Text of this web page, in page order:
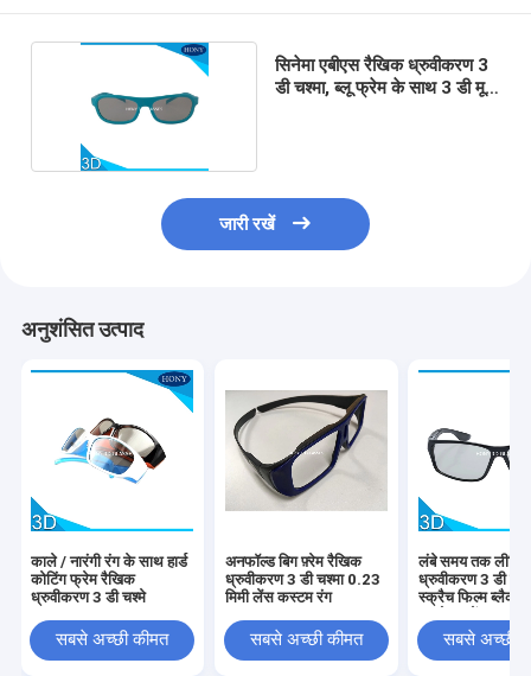
सिनेमा एबीएस रैखिक ध्रुवीकरण 3
डी चश्मा, ब्लू फ्रेम के साथ 3 डी मूवी
जारी रखें
अनुशंसित उत्पाद
काले / नारंगी रंग के साथ हार्ड
कोटिंग फ्रेम रैखिक
ध्रुवीकरण 3 डी चश्मे
सबसे अच्छी कीमत
अनफॉल्ड बिग फ़्रेम रैखिक
ध्रुवीकरण 3 डी चश्मा 0.23
मिमी लेंस कस्टम रंग
सबसे अच्छी कीमत
लंबे समय तक
ध्रुवीकरण 3 डी
स्क्रैच फिल्म ब्लैक
सबसे अच्छी